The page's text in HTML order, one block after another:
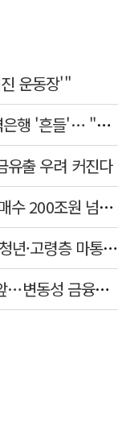
운동장'"
대형 시중은행 지방금고 진출에 지역은행 '흔들'… "생태계 보호 장치 필요"
출 우려 커진다
개인 투자자, 올해 국내 주식시장 순매수 200조원 넘었다
증시 급락에 날아든 '빚투 청구서'…청년·고령층 마통 연체↑
환율 1,600원 향하다 1,300원대 눈앞…변동성 금융위기 후 최고